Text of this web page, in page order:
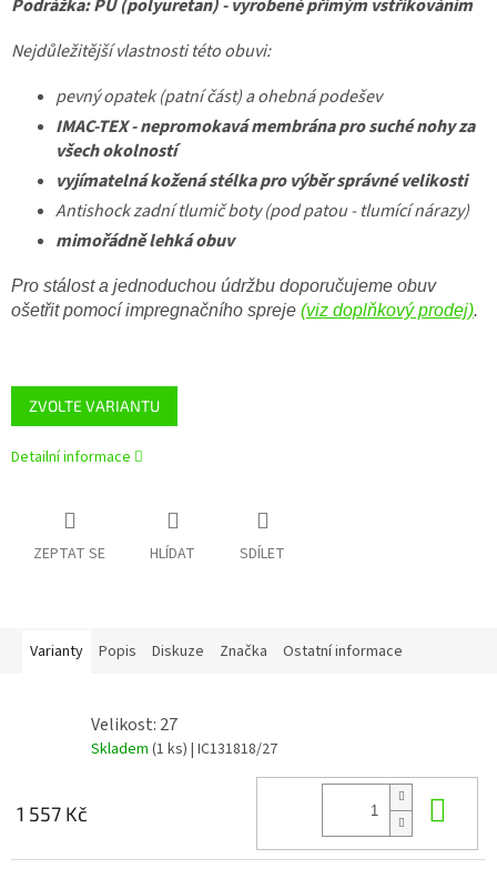
ZVOLTE VARIANTU
Podrážka: PU (polyuretan) - vyrobené přímým vstřikováním
Nejdůležitější vlastnosti této obuvi:
pevný opatek (patní část) a ohebná podešev
IMAC-TEX - nepromokavá membrána pro suché nohy za
všech okolností
vyjímatelná kožená stélka pro výběr správné velikosti
Antishock zadní tlumič boty (pod patou - tlumící nárazy)
mimořádně lehká obuv
Pro stálost a jednoduchou údržbu doporučujeme obuv
ošetřit pomocí impregnačního spreje (viz doplňkový prodej).
Detailní informace
ZEPTAT SE HLÍDAT SDÍLET
Varianty Popis Diskuze Značka Ostatní informace
Velikost: 27
Skladem (1 ks) | IC131818/27
1 557 Kč